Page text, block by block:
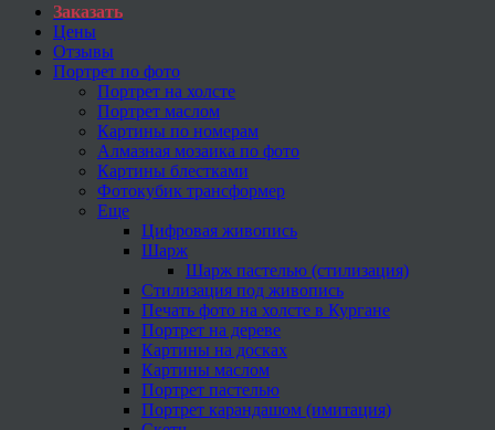
Заказать
Цены
Отзывы
Портрет по фото
Портрет на холсте
Портрет маслом
Картины по номерам
Алмазная мозаика по фото
Картины блестками
Фотокубик трансформер
Еще
Цифровая живопись
Шарж
Шарж пастелью (стилизация)
Стилизация под живопись
Печать фото на холсте в Кургане
Портрет на дереве
Картины на досках
Картины маслом
Портрет пастелью
Портрет карандашом (имитация)